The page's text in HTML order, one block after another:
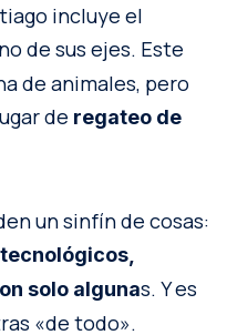
incluye el
de sus ejes. Este
de animales, pero
de regateo de
un sinfín de cosas:
solo algunas. Y es
«de todo».